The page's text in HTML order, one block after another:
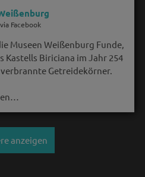
Facebook
Museen Weißenburg Funde,
Kastells Biriciana im Jahr 254
Getreidekörner.
anzeigen